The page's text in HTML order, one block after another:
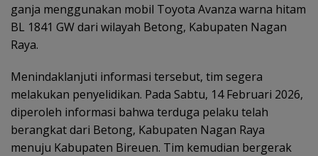
ganja menggunakan mobil Toyota Avanza warna hitam
BL 1841 GW dari wilayah Betong, Kabupaten Nagan
Raya.
Menindaklanjuti informasi tersebut, tim segera
melakukan penyelidikan. Pada Sabtu, 14 Februari 2026,
diperoleh informasi bahwa terduga pelaku telah
berangkat dari Betong, Kabupaten Nagan Raya
menuju Kabupaten Bireuen. Tim kemudian bergerak